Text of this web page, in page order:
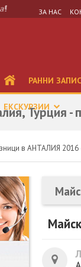
ЗА НАС
РАННИ
ЕКСКУРЗИИТурция -
в АНТАЛИЯ 2016